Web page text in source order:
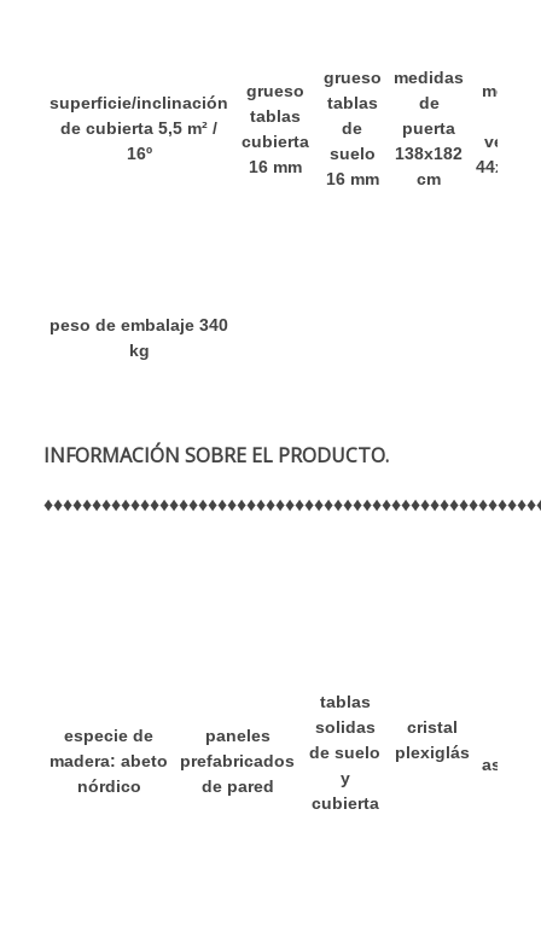
superficie/inclinación
de cubierta 5,5 m² /
16º
grueso
tablas
cubierta
16 mm
grueso
tablas
de
suelo
16 mm
medidas
de
puerta
138x182
cm
44x44
peso de embalaje 340
kg
INFORMACIÓN SOBRE EL PRODUCTO.
♦♦♦♦♦♦♦♦♦♦♦♦♦♦♦♦♦♦♦♦♦♦♦♦♦♦♦♦♦♦♦♦
especie de
madera: abeto
nórdico
paneles
prefabricados
de pared
tablas
solidas
de suelo
y
cubierta
cristal
plexiglás